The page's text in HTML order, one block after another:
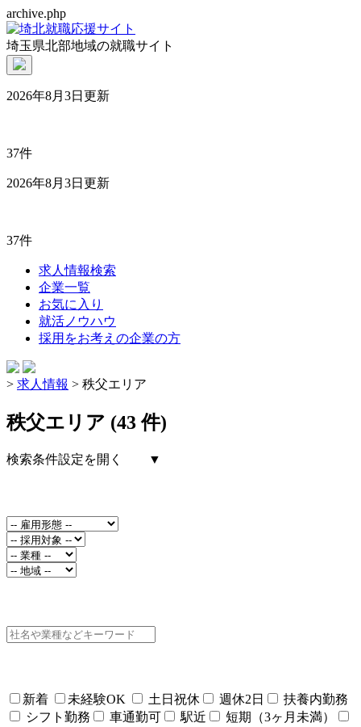
archive.php
埼玉県北部地域の就職サイト
2026年8月3日更新
37件
2026年8月3日更新
37件
求人情報検索
企業一覧
お気に入り
就活ノウハウ
採用をお考えの企業の方
> 求人情報 > 秩父エリア
秩父エリア (43 件)
検索条件設定を開く ▼
新着 未経験OK 土日祝休 週休2日
扶養内勤務
シフト勤務
車通勤可 駅近
短期（3ヶ月未満）